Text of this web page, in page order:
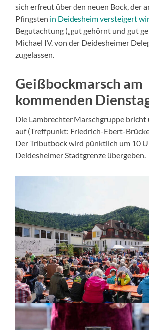
sich erfreut über den neuen Bock, der
Pfingsten in Deidesheim versteigert
Begutachtung („gut gehörnt und gut
Michael IV. von der Deidesheimer
zugelassen.
Geißbockmarsch am
kommenden
Die Lambrechter Marschgruppe bricht
auf (Treffpunkt: Friedrich-Ebert-
Der Tributbock wird pünktlich um 10
Deidesheimer Stadtgrenze übergeben.